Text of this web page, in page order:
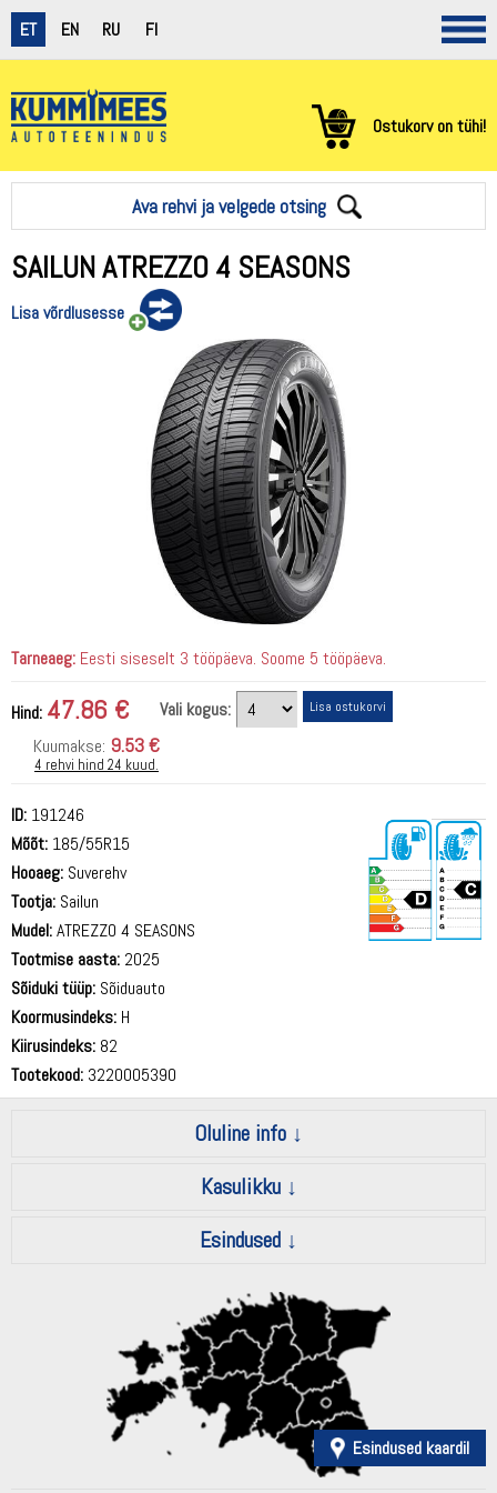
ET EN RU FI
Ostukorv on tühi!
Ava rehvi ja velgede otsing
SAILUN ATREZZO 4 SEASONS
Lisa võrdlusesse
Tarneaeg: Eesti siseselt 3 tööpäeva. Soome 5 tööpäeva.
Hind: 47.86 €
Vali kogus:
Kuumakse: 9.53 €
4 rehvi hind 24 kuud.
ID: 191246
Mõõt: 185/55R15
Hooaeg: Suverehv
Tootja: Sailun
Mudel:ATREZZO 4 SEASONS
Tootmise aasta: 2025
Sõiduki tüüp: Sõiduauto
Koormusindeks: H
Kiirusindeks: 82
Tootekood: 3220005390
Oluline info
Kasulikku
Esindused
Esindused kaardil